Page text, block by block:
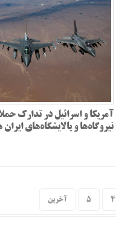
آمریکا و اسرائیل در تدارک
نیروگاه‌ها و پالایشگاه‌های
4
5 آخرین